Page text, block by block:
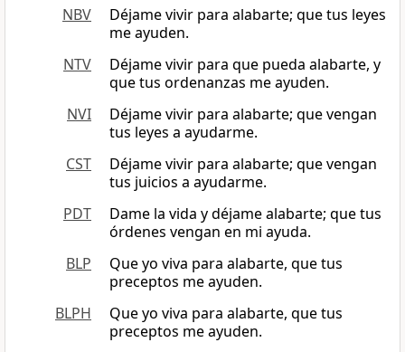
NBV
Déjame vivir para alabarte; que tus leyes
me ayuden.
NTV
Déjame vivir para que pueda alabarte, y
que tus ordenanzas me ayuden.
NVI
Déjame vivir para alabarte; que vengan
tus leyes a ayudarme.
CST
Déjame vivir para alabarte; que vengan
tus juicios a ayudarme.
PDT
Dame la vida y déjame alabarte; que tus
órdenes vengan en mi ayuda.
BLP
Que yo viva para alabarte, que tus
preceptos me ayuden.
BLPH
Que yo viva para alabarte, que tus
preceptos me ayuden.